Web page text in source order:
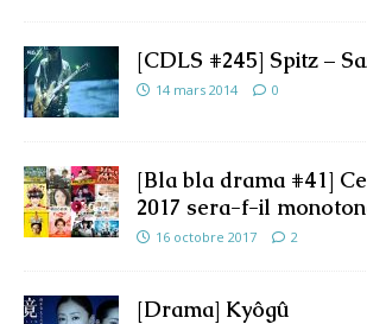
[CDLS #245] Spitz –
14 mars 2014 0
[Bla bla drama #41]
2017 sera-f-il
16 octobre 2017 2
[Drama] Kyôgû